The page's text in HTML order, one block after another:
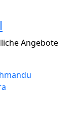
Angebote